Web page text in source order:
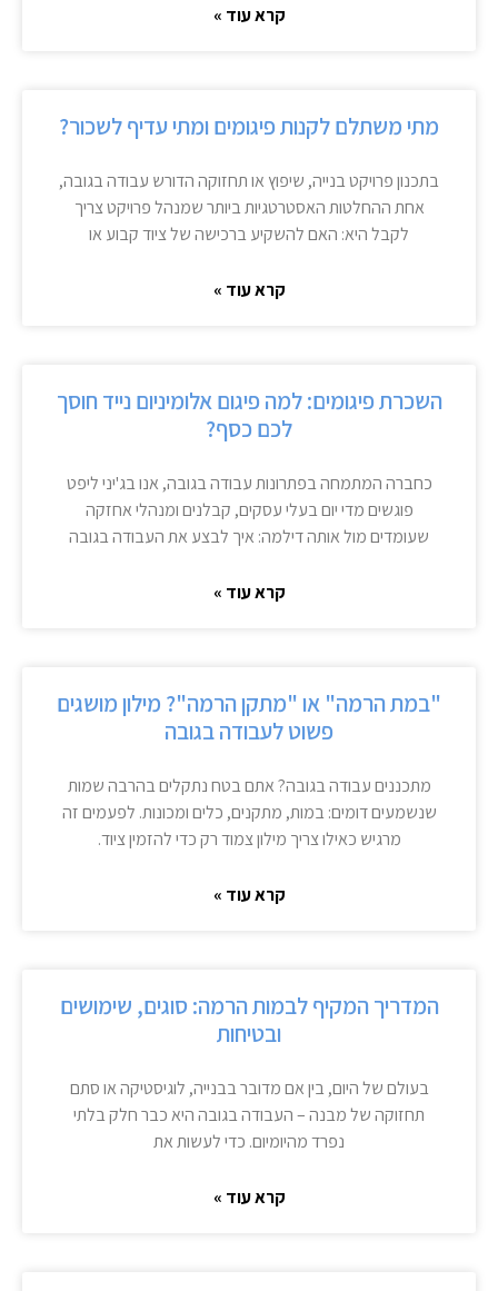
קרא עוד »
מתי משתלם לקנות פיגומים ומתי עדיף לשכור?
בתכנון פרויקט בנייה, שיפוץ או תחזוקה הדורש עבודה בגובה,
אחת ההחלטות האסטרטגיות ביותר שמנהל פרויקט צריך
לקבל היא: האם להשקיע ברכישה של ציוד קבוע או
קרא עוד »
השכרת פיגומים: למה פיגום אלומיניום נייד חוסך
לכם כסף?
כחברה המתמחה בפתרונות עבודה בגובה, אנו בג'יני ליפט
פוגשים מדי יום בעלי עסקים, קבלנים ומנהלי אחזקה
שעומדים מול אותה דילמה: איך לבצע את העבודה בגובה
קרא עוד »
"במת הרמה" או "מתקן הרמה"? מילון מושגים
פשוט לעבודה בגובה
מתכננים עבודה בגובה? אתם בטח נתקלים בהרבה שמות
שנשמעים דומים: במות, מתקנים, כלים ומכונות. לפעמים זה
מרגיש כאילו צריך מילון צמוד רק כדי להזמין ציוד.
קרא עוד »
המדריך המקיף לבמות הרמה: סוגים, שימושים
ובטיחות
בעולם של היום, בין אם מדובר בבנייה, לוגיסטיקה או סתם
תחזוקה של מבנה – העבודה בגובה היא כבר חלק בלתי
נפרד מהיומיום. כדי לעשות את
קרא עוד »